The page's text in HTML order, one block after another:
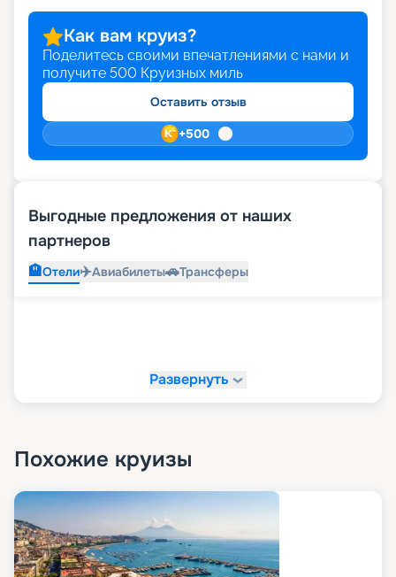
Как вам круиз?
Поделитесь своими впечатлениями с нами и
получите 500 Круизных миль
Оставить отзыв
+500
Выгодные предложения от наших
партнеров
🏨Отели✈️Авиабилеты🚗Трансферы
Развернуть
Похожие круизы